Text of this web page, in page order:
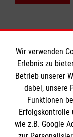
Impressum
Datenschutz
Die
Wir verwenden
Erlebnis zu
Betrieb unserer
dabei, unsere
Funktionen
Erfolgskontrolle
wie z.B. Google